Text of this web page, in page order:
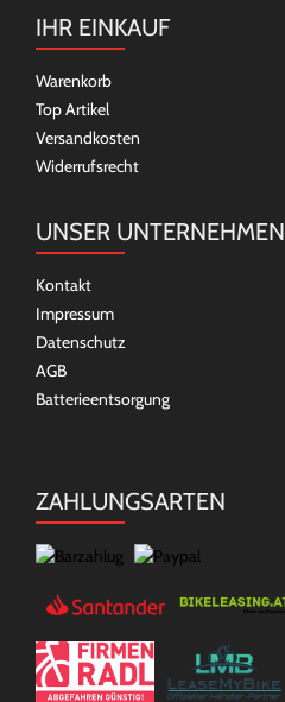
IHR EINKAUF
Warenkorb
Top Artikel
Versandkosten
Widerrufsrecht
UNSER UNTERNEHMEN
Kontakt
Impressum
Datenschutz
AGB
Batterieentsorgung
ZAHLUNGSARTEN